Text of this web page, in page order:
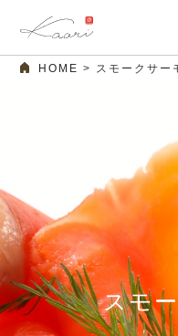
HOME スモークサー
スモ